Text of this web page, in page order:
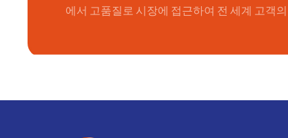
에서 고품질로 시장에 접근하여 전 세계 고객